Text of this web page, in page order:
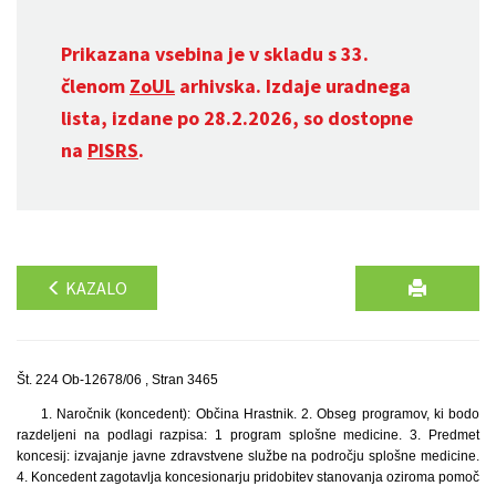
Prikazana vsebina je v skladu s 33.
členom ZoUL arhivska. Izdaje uradnega
lista, izdane po 28.2.2026, so dostopne
na PISRS.
KAZALO
Št. 224 Ob-12678/06 , Stran 3465
1. Naročnik (koncedent): Občina Hrastnik. 2. Obseg programov, ki bodo
razdeljeni na podlagi razpisa: 1 program splošne medicine. 3. Predmet
koncesij: izvajanje javne zdravstvene službe na področju splošne medicine.
4. Koncedent zagotavlja koncesionarju pridobitev stanovanja oziroma pomoč